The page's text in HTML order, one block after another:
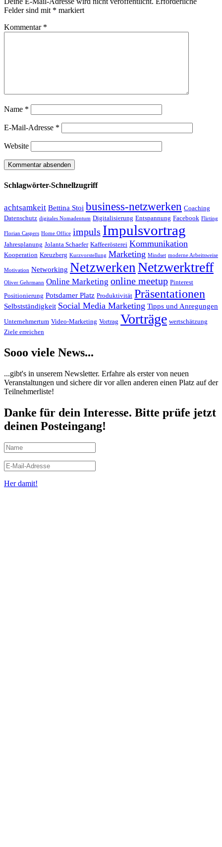
Felder sind mit * markiert
Kommentar *
Name *
E-Mail-Adresse *
Website
Schlagwörter-Schnellzugriff
achtsamkeit Bettina Stoi business-netzwerken Coaching
Datenschutz digitales Nomadentum Digitalisierung Entspannung Facebook Flirting
Florian Caspers Home Office impuls Impulsvortrag
Jahresplanung Jolanta Schaefer Kaffeerösterei Kommunikation
Kooperation Kreuzberg Kurzvorstellung Marketing Mindset moderne Arbeitsweise
Motivation Networking Netzwerken Netzwerktreff
Oliver Gehrmann Online Marketing online meetup Pinterest
Positionierung Potsdamer Platz Produktivität Präsentationen
Selbstständigkeit Social Media Marketing Tipps und Anregungen
Unternehmertum Video-Marketing Vortrag Vorträge wertschätzung
Ziele erreichen
Sooo viele News...
...gibt's in unserem Newsletter. Erfahre als erster von neuen
Veranstaltungen und sichere dir vor allen anderen einen Platz auf der
Teilnehmerliste!
Danke für dein Interesse. Bitte prüfe jetzt
deinen Posteingang!
Her damit!